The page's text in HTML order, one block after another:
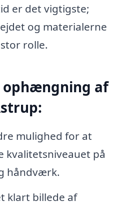
er det vigtigste;
og materialerne
rolle.
ophængning af
mulighed for at
kvalitetsniveauet på
håndværk.
klart billede af